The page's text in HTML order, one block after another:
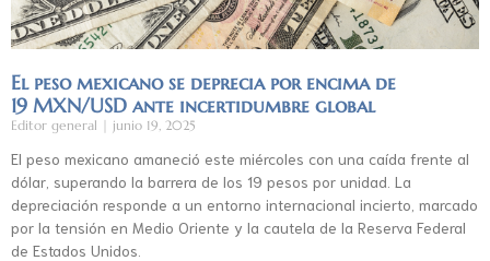
El peso mexicano se deprecia por encima de
19 MXN/USD ante incertidumbre global
Editor general junio 19, 2025
El peso mexicano amaneció este miércoles con una caída frente al
dólar, superando la barrera de los 19 pesos por unidad. La
depreciación responde a un entorno internacional incierto, marcado
por la tensión en Medio Oriente y la cautela de la Reserva Federal
de Estados Unidos.